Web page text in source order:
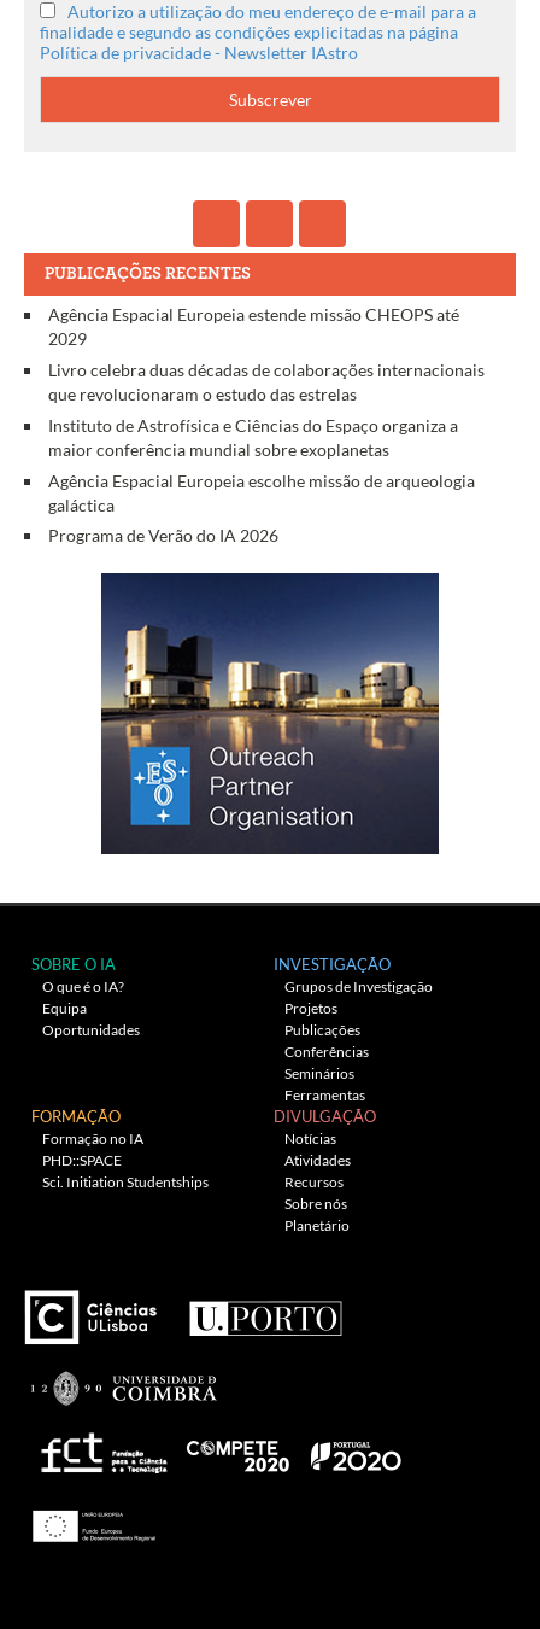
Autorizo a utilização do meu endereço de e-mail para a
finalidade e segundo as condições explicitadas na página
Política de privacidade - Newsletter IAstro
PUBLICAÇÕES RECENTES
Agência Espacial Europeia estende missão CHEOPS até
2029
Livro celebra duas décadas de colaborações internacionais
que revolucionaram o estudo das estrelas
Instituto de Astrofísica e Ciências do Espaço organiza a
maior conferência mundial sobre exoplanetas
Agência Espacial Europeia escolhe missão de arqueologia
galáctica
Programa de Verão do IA 2026
SOBRE O IA
O que é o IA?
Equipa
Oportunidades
INVESTIGAÇÃO
Grupos de Investigação
Projetos
Publicações
Conferências
Seminários
Ferramentas
FORMAÇÃO
Formação no IA
PHD::SPACE
Sci. Initiation Studentships
DIVULGAÇÃO
Notícias
Atividades
Recursos
Sobre nós
Planetário